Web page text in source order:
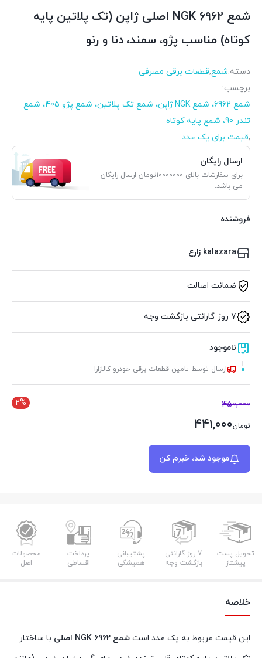
شمع 6962 NGK اصلی ژاپن (تک پلاتین پایه
کوتاه) مناسب پژو، سمند، دنا و رنو
دسته:شمع,قطعات برقی مصرفی
برچسب:
شمع 6962، شمع NGK ژاپن، شمع تک پلاتین، شمع پژو 405، شمع
تندر 90، شمع پایه کوتاه
,قیمت برای یک عدد
ارسال رایگان
برای سفارشات بالای 10000000تومان ارسال رایگان
می باشد.
فروشنده
kalazara زارع
ضمانت اصالت
7 روز گارانتی بازگشت وجه
ناموجود
ارسال توسط تامین قطعات برقی خودرو کالازارا
2% 450,000
تومان441,000
موجود شد، خبرم کن
تحویل پست
پیشتاز
7 روز گارانتی
بازگشت وجه
پشتیبانی
همیشگی
پرداخت
اقساطی
محصولات
اصل
خلاصه
این قیمت مربوط به یک عدد است شمع 6962 NGK اصلی
با ساختار